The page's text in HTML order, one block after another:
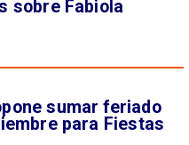
sobre Fabiola
sumar feriado
para Fiestas